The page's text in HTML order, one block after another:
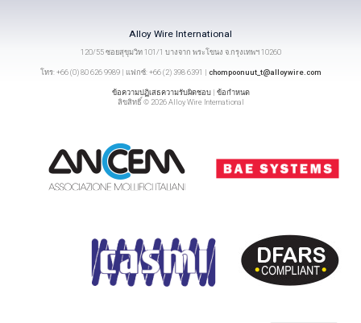
Alloy Wire International
120/55 ซอยสุขุมวิท 101/1 บางจาก พระโขนง จ.กรุงเทพฯ 10260
โทร: +66 (0) 80 626 9989 | แฟกซ์: +66 (2) 398 6391 | chompoonuut_t@alloywire.com
ข้อความปฏิเสธความรับผิดชอบ| ข้อกำหนด
ลิขสิทธิ์ © 2026 Alloy Wire International